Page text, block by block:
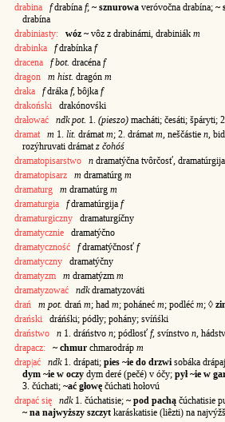
drabina fdrabína f; ~ sznurowa veróvočna drabína; ~
drabína
drabiniasty:
wóz ~ vôz z drabinámi, drabiniák m
drabinka
fdrabínka f
dracena
f bot. dracéna f
dragon
m hist. dragón m
draka
fdráka f, bôjka f
drakoński drakónovśki
drałować
ndk pot. 1. (pieszo) macháti; česáti; špáryti; 2.
dramat
m 1. lit. drámat m; 2. drámat m , neščástie n ,
rozýhruvati drámat z čohóś
dramatopisarstwo
n dramatýčna tvôrčosť, dramatúrgija
dramatopisarz
m dramatúrg m
dramaturg
m dramatúrg m
dramaturgia
fdramatúrgija f
dramaturgiczny dramaturgíčny
dramatycznie dramatýčno
dramatyczność
fdramatýčnosť f
dramatyczny dramatýčny
dramatyzm
m dramatýzm m
dramatyzować
ndkdramatyzováti
drań
m pot. drań m; had m; poháneć m; podléć m; ◊
drański dráńśki; pódły; pohány; svíńśki
draństwo
n 1. dráństvo n; pódłosť f, svínstvo n ,
drapacz:
~ chmur chmarodráp m
drap|ać
ndk1. drápati; pies ~ie do drzwi sobáka
dym ~ie w oczy dym deré (pečé) v óčy; pył ~ie w
3. čúchati; ~ać głowę čúchati hołovú
drapać się
ndk1. čúchatisie; ~ pod pachą čúchatisie
~ na najwyższy szczyt karáskatisie (liêzti) na